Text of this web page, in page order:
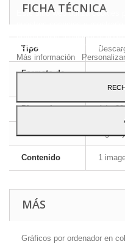
FICHA TÉCNICA
Tipo
Formato de
Dimensiones A4 -
Idioma Inglés
Contenido 1
MÁS
Gráficos por ordenador en
Este sitio web utiliza cookies
preferencias mediante el
Para dar su consentimiento
Más información